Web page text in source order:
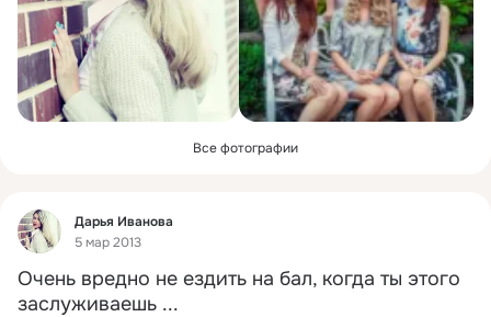
Все фотографии
Фид
Дарья Иванова
5 мар 2013
Очень вредно не ездить на бал, когда ты этого
заслуживаешь ...